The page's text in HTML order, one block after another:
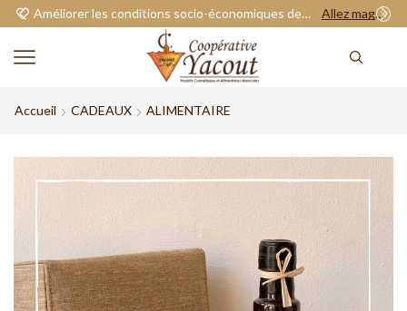
Améliorer les conditions socio-économiques de nos adhérents. Allez magasiner
Accueil CADEAUX ALIMENTAIRE